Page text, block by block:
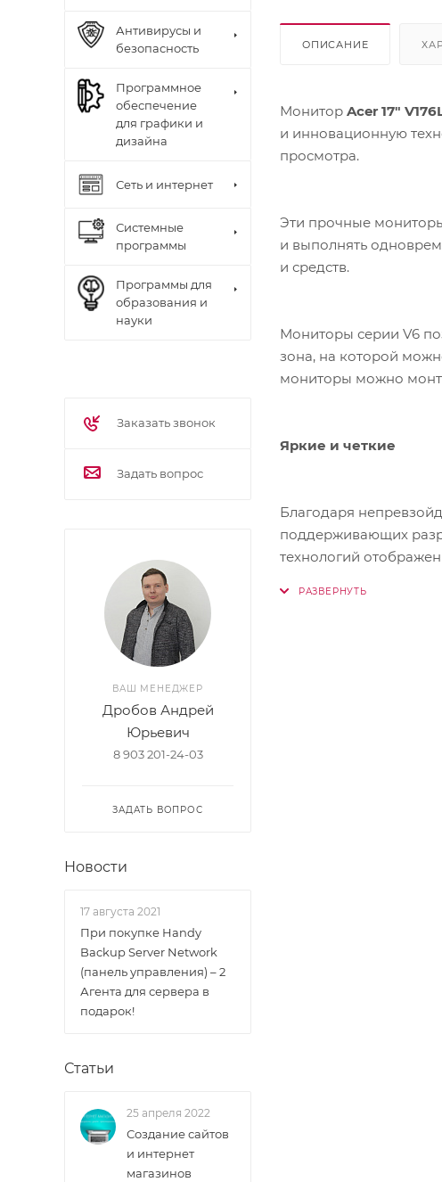
ОПИСАНИЕ
Монитор Acer 17"
и инновационную
просмотра.
Эти прочные
и выполнять
и средств.
Мониторы серии V6
зона, на которой
мониторы можно
Яркие и четкие
Благодаря
поддерживающих
технологий
Антивирусы и
безопасность
Программное
обеспечение
для графики и
дизайна
Сеть и интернет
Системные
программы
Программы для
образования и
науки
Заказать звонок
Задать вопрос
ВАШ МЕНЕДЖЕР
Дробов Андрей
Юрьевич
8 903 201-24-03
ЗАДАТЬ ВОПРОС
Новости
17 августа 2021
При покупке Handy
Backup Server Network
(панель управления) – 2
Агента для сервера в
подарок!
Статьи
25 апреля 2022
Создание сайтов
и интернет
магазинов